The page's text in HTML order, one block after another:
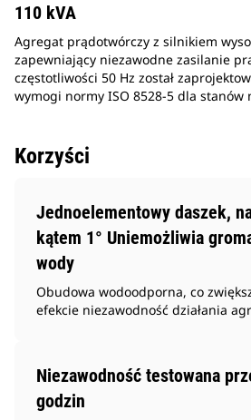
110 kVA
Agregat prądotwórczy z silnikiem
zapewniający niezawodne zasilanie
częstotliwości 50 Hz został
wymogi normy ISO 8528-5 dla stanów
Korzyści
Jednoelementowy daszek,
kątem 1° Uniemożliwia
wody
Obudowa wodoodporna, co
efekcie niezawodność działania
Niezawodność testowana
godzin